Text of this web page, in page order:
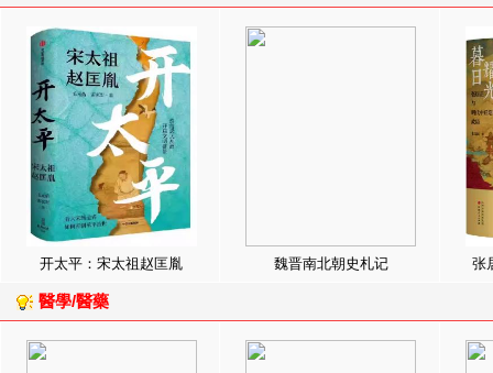
开太平：宋太祖赵匡胤 魏晋南北朝史札记 张
醫學/醫藥